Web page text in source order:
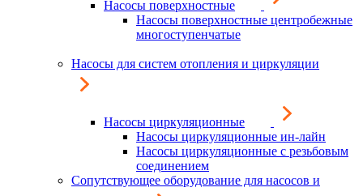
Насосы поверхностные
Насосы поверхностные центробежные
многоступенчатые
Насосы для систем отопления и циркуляции
Насосы циркуляционные
Насосы циркуляционные ин-лайн
Насосы циркуляционные с резьбовым
соединением
Сопутствующее оборудование для насосов и